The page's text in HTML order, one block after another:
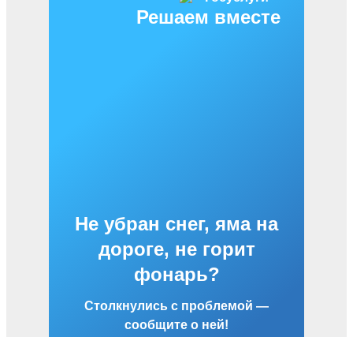
Решаем вместе
Не убран снег, яма на
дороге, не горит
фонарь?
Столкнулись с проблемой —
сообщите о ней!